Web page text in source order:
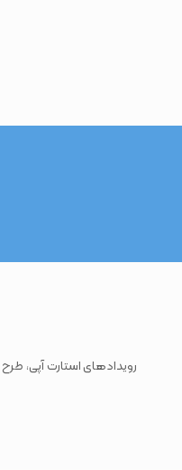
رویدادهای استارت آپی،